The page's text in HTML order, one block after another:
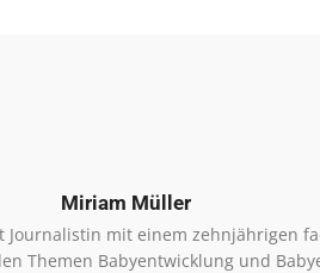
Miriam Müller
Journalistin mit einem zehnjährigen
Themen Babyentwicklung und